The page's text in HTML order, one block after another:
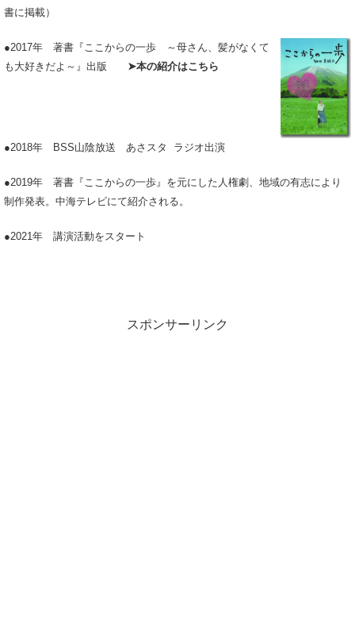
書に掲載）
●2017年 著書『ここからの一歩 ～母さん、髪がなくて
も大好きだよ～』出版 ➤本の紹介はこちら
●2018年 BSS山陰放送 あさスタ ラジオ出演
●2019年 著書『ここからの一歩』を元にした人権劇、地域の有志により
制作発表。中海テレビにて紹介される。
●2021年 講演活動をスタート
スポンサーリンク